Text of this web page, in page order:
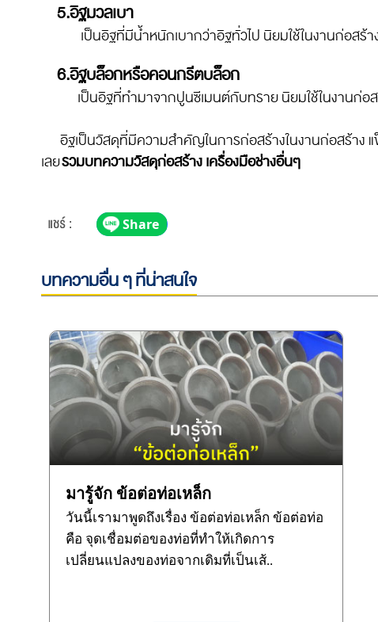
5.อิฐมวลเบา
เป็นอิฐที่มีน้ำหนักเบากว่าอิฐทั่วไป นิยมใช้ในงานก่อสร้า
6.อิฐบล็อกหรือคอนกรีตบล็อก
เป็นอิฐที่ทำมาจากปูนซีเมนต์กับทราย นิยมใช้ในงานก่อส
อิฐเป็นวัสดุที่มีความสำคัญในการก่อสร้างในงานก่อสร้าง
เลยรวมบทความวัสดุก่อสร้าง เครื่องมือช่างอื่นๆ
บทความอื่น ๆ ที่น่าสนใจ
มารู้จัก ข้อต่อท่อเหล็ก
วันนี้เรามาพูดถึงเรื่อง ข้อต่อท่อเหล็ก ข้อต่อท่อ
คือ จุดเชื่อมต่อของท่อที่ทำให้เกิดการ
เปลี่ยนแปลงของท่อจากเดิมที่เป็นเส้..